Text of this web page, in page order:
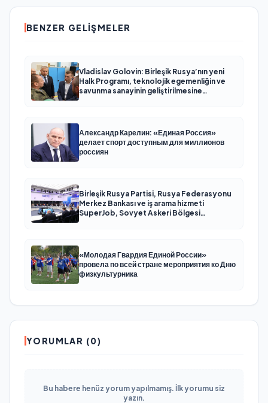
BENZER GELIŞMELER
Vladislav Golovin: Birleşik Rusya’nın yeni
Halk Programı, teknolojik egemenliğin ve
savunma sanayinin geliştirilmesine
Александр Карелин: «Единая Россия»
делает спорт доступным для миллионов
россиян
Birleşik Rusya Partisi, Rusya Federasyonu
Merkez Bankası ve iş arama hizmeti
SuperJob, Sovyet Askeri Bölgesi
«Молодая Гвардия Единой России»
провела по всей стране мероприятия ко Дню
физкультурника
YORUMLAR (0)
Bu habere henüz yorum yapılmamış. İlk yorumu siz
yazın.